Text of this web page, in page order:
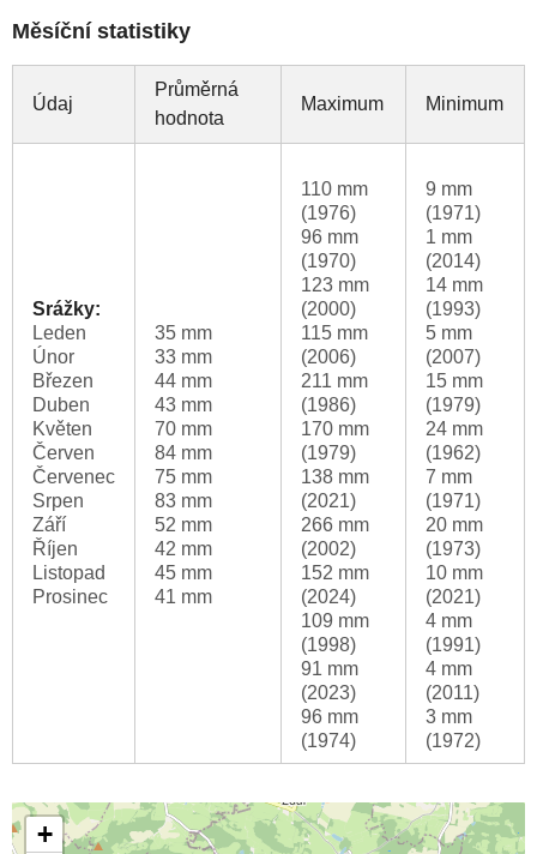
Měsíční statistiky
Údaj
Průměrná
hodnota
Maximum Minimum
Srážky:
Leden
Únor
Březen
Duben
Květen
Červen
Červenec
Srpen
Září
Říjen
Listopad
Prosinec
35 mm
33 mm
44 mm
43 mm
70 mm
84 mm
75 mm
83 mm
52 mm
42 mm
45 mm
41 mm
110 mm
(1976)
96 mm
(1970)
123 mm
(2000)
115 mm
(2006)
211 mm
(1986)
170 mm
(1979)
138 mm
(2021)
266 mm
(2002)
152 mm
(2024)
109 mm
(1998)
91 mm
(2023)
96 mm
(1974)
9 mm
(1971)
1 mm
(2014)
14 mm
(1993)
5 mm
(2007)
15 mm
(1979)
24 mm
(1962)
7 mm
(1971)
20 mm
(1973)
10 mm
(2021)
4 mm
(1991)
4 mm
(2011)
3 mm
(1972)
+